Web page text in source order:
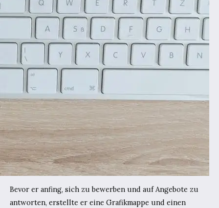
Bevor er anfing, sich zu bewerben und auf Angebote zu
antworten, erstellte er eine Grafikmappe und einen